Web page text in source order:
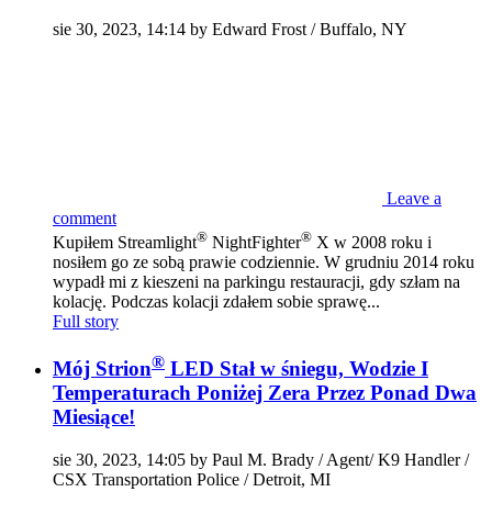
sie 30, 2023, 14:14 by Edward Frost / Buffalo, NY
Leave a
comment
Kupiłem Streamlight® NightFighter® X w 2008 roku i
nosiłem go ze sobą prawie codziennie. W grudniu 2014 roku
wypadł mi z kieszeni na parkingu restauracji, gdy szłam na
kolację. Podczas kolacji zdałem sobie sprawę...
Full story
Mój Strion® LED Stał w śniegu, Wodzie I
Temperaturach Poniżej Zera Przez Ponad Dwa
Miesiące!
sie 30, 2023, 14:05 by Paul M. Brady / Agent/ K9 Handler /
CSX Transportation Police / Detroit, MI